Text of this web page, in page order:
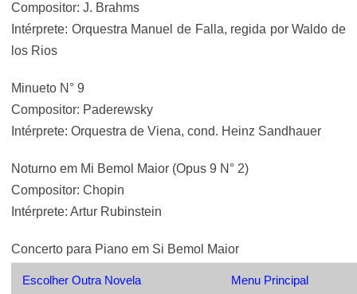
Compositor: J. Brahms
Intérprete: Orquestra Manuel de Falla, regida por Waldo de
los Rios
Minueto N° 9
Compositor: Paderewsky
Intérprete: Orquestra de Viena, cond. Heinz Sandhauer
Noturno em Mi Bemol Maior (Opus 9 N° 2)
Compositor: Chopin
Intérprete: Artur Rubinstein
Concerto para Piano em Si Bemol Maior
Escolher Outra Novela Menu Principal